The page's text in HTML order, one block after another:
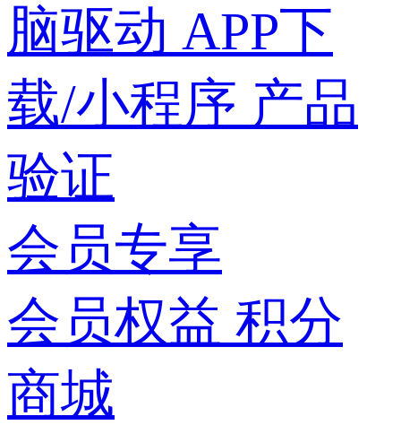
脑驱动 APP下
载/小程序 产品
验证
会员专享
会员权益 积分
商城